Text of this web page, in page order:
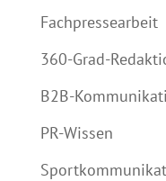
Fachpressearbeit
360-Grad-
B2B-
PR-Wissen